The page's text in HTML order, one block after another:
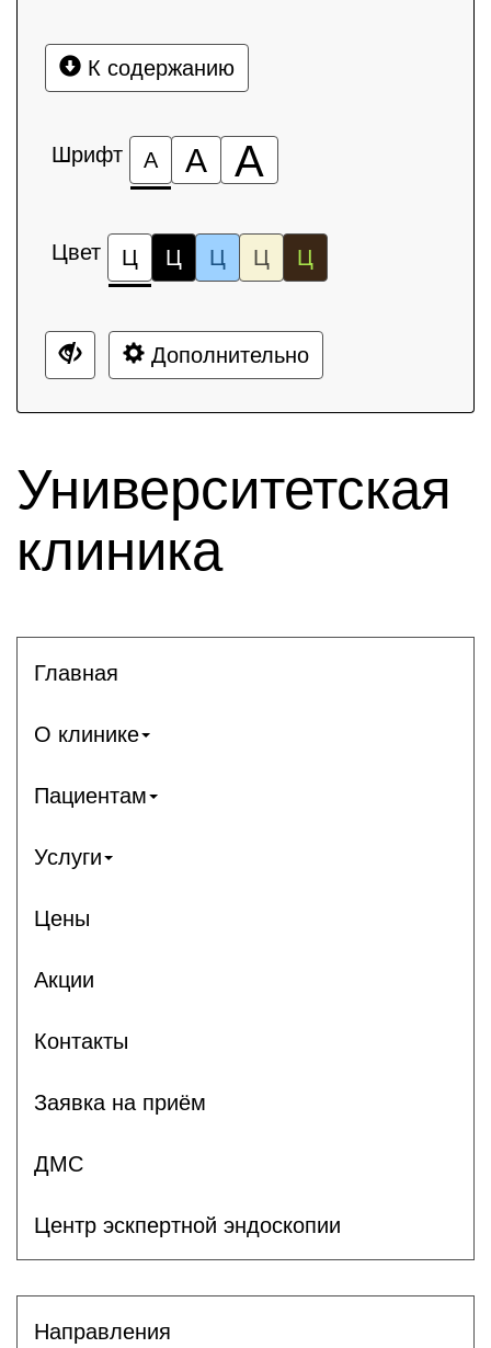
К содержанию
Шрифт А А А
Цвет Ц Ц Ц Ц Ц
Дополнительно
Университетская
клиника
Главная
О клинике
Пациентам
Услуги
Цены
Акции
Контакты
Заявка на приём
ДМС
Центр эскпертной эндоскопии
Направления